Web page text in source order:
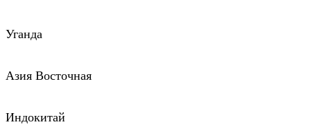
Уганда
Азия Восточная
Индокитай